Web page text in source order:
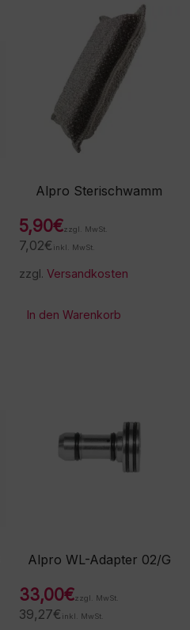
Alpro Sterischwamm
5,90€zzgl. MwSt.
7,02€ inkl. MwSt.
zzgl.Versandkosten
In den Warenkorb
Alpro WL-Adapter 02/G
33,00€zzgl. MwSt.
39,27€ inkl. MwSt.